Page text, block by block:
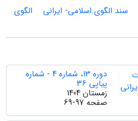
سند الگوی اسلامی- ایرانی
الگوی
دوره 13، شماره 4 - شماره
پیاپی 36
زمستان 1404
صفحه 69-97